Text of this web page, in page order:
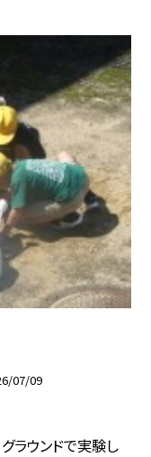
07/09
ラウンドで実験し